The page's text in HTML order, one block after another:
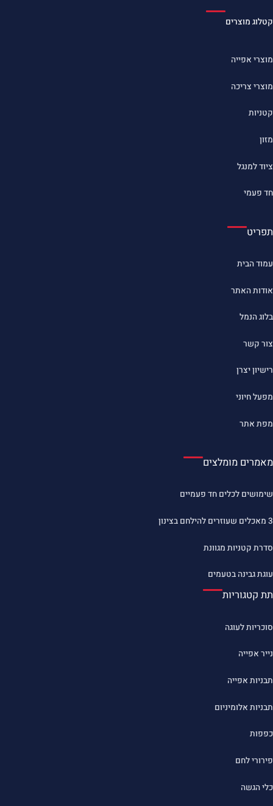
קטלוג מוצרים
מוצרי אפייה
מוצרי צריכה
קטניות
מזון
ציוד למנגל
חד פעמי
תפריט
עמוד הבית
אודות האתר
בלוג הנמל
צור קשר
רישיון יצרן
מפעל חיוני
מפת אתר
מאמרים מומלצים
שימושים לכלים חד פעמיים
3 מאכלים שעוזרים להילחם בצינון
סדרת קטניות מגוונת
עוגת גבינה בטעמים
תת קטגוריות
סוכריות לעוגה
נייר אפייה
תבניות אפייה
תבניות אלומיניום
כפפות
פירורי לחם
כלי הגשה